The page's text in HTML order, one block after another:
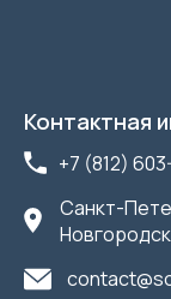
Контактная
+7 (812)
Санкт-